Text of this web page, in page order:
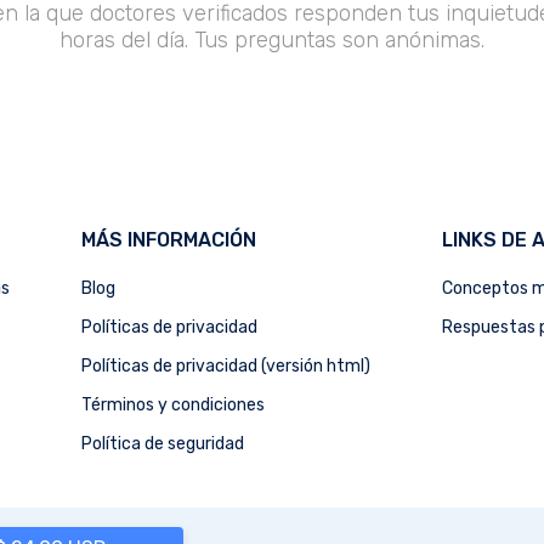
la que doctores verificados responden tus
horas del día. Tus preguntas son anónimas.
MÁS INFORMACIÓN
Blog
Políticas de privacidad
Políticas de privacidad (versión html)
Términos y condiciones
Política de seguridad
LINKS DE
Conceptos
Respuestas